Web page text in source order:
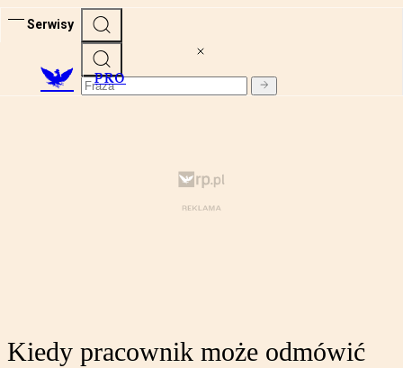
Serwisy
PRO
Kiedy pracownik może odmówić